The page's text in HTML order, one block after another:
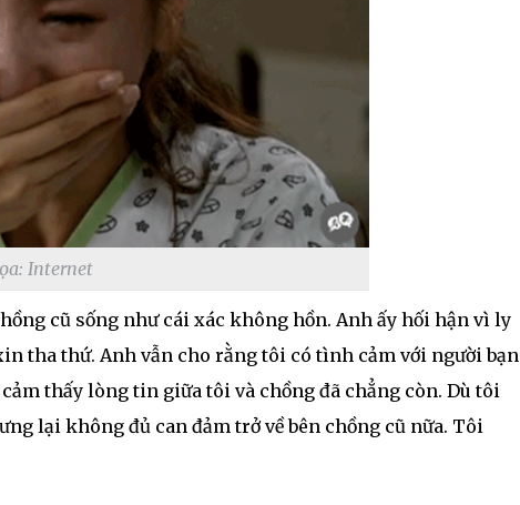
Internet
cũ sống như cái xác không hồn. Anh ấy hối hận vì ly
tha thứ. Anh vẫn cho rằng tôi có tình cảm với người bạn
thấy lòng tin giữa tôi và chồng đã chẳng còn. Dù tôi
lại không đủ can đảm trở về bên chồng cũ nữa. Tôi